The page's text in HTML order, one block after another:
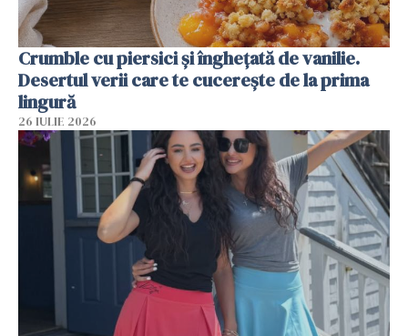
Crumble cu piersici și înghețată de vanilie.
Desertul verii care te cucerește de la prima
lingură
26 IULIE 2026